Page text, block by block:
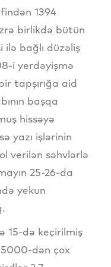
1394
birlikdə bütün
ilə bağlı düzəliş
i yerdəyişmə
tapşırığa aid
başqa
hissəyə
yazı işlərinin
verilən səhvlərlə
25-26-da
yekun
15-də keçirilmiş
dən çox